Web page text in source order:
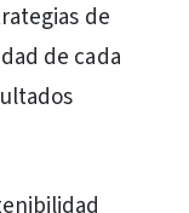
de
de cada